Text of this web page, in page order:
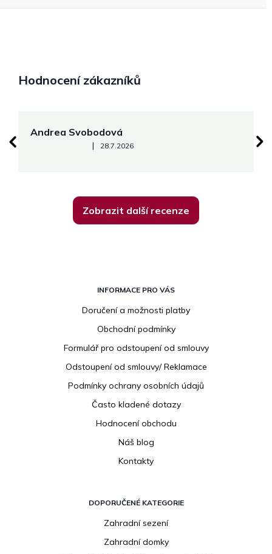
Hodnocení zákazníků
Andrea Svobodová
Hodnocení obchodu je 5 z 5 hvězdiček.
| 28.7.2026
Zobrazit další recenze
INFORMACE PRO VÁS
Doručení a možnosti platby
Obchodní podmínky
Formulář pro odstoupení od smlouvy
Odstoupení od smlouvy/ Reklamace
Podmínky ochrany osobních údajů
Často kladené dotazy
Hodnocení obchodu
Náš blog
Kontakty
DOPORUČENÉ KATEGORIE
Zahradní sezení
Zahradní domky